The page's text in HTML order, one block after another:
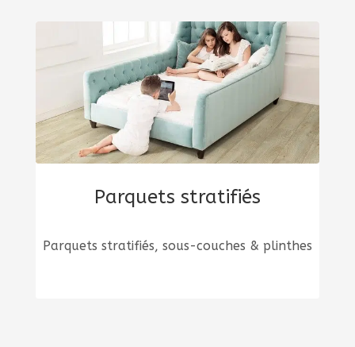
Parquets stratifiés
Parquets stratifiés, sous-couches & plinthes